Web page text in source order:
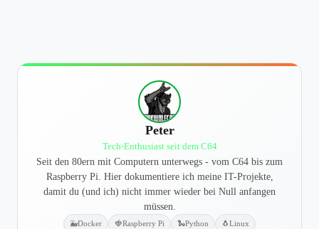
Peter
Tech-Enthusiast seit dem C64
Seit den 80ern mit Computern unterwegs - vom C64 bis zum
Raspberry Pi. Hier dokumentiere ich meine IT-Projekte,
damit du (und ich) nicht immer wieder bei Null anfangen
müssen.
🐳Docker 🍓Raspberry Pi 🐍Python 🐧Linux